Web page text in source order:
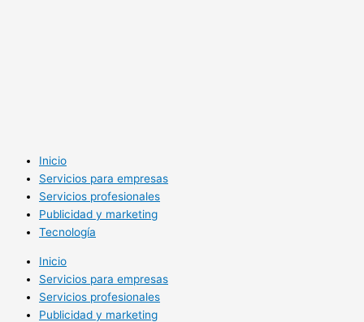
Inicio
Servicios para empresas
Servicios profesionales
Publicidad y marketing
Tecnología
Inicio
Servicios para empresas
Servicios profesionales
Publicidad y marketing